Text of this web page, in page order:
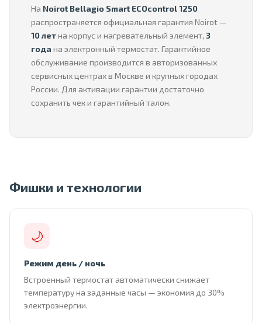
На Noirot Bellagio Smart ECOcontrol 1250
распространяется официальная гарантия Noirot —
10 летна корпус и нагревательный элемент, 3
года на электронный термостат. Гарантийное
обслуживание производится в авторизованных
сервисных центрах в Москве и крупных городах
России. Для активации гарантии достаточно
сохранить чек и гарантийный талон.
Фишки и технологии
🌙
Режим день / ночь
Встроенный термостат автоматически снижает
температуру на заданные часы — экономия до 30%
электроэнергии.